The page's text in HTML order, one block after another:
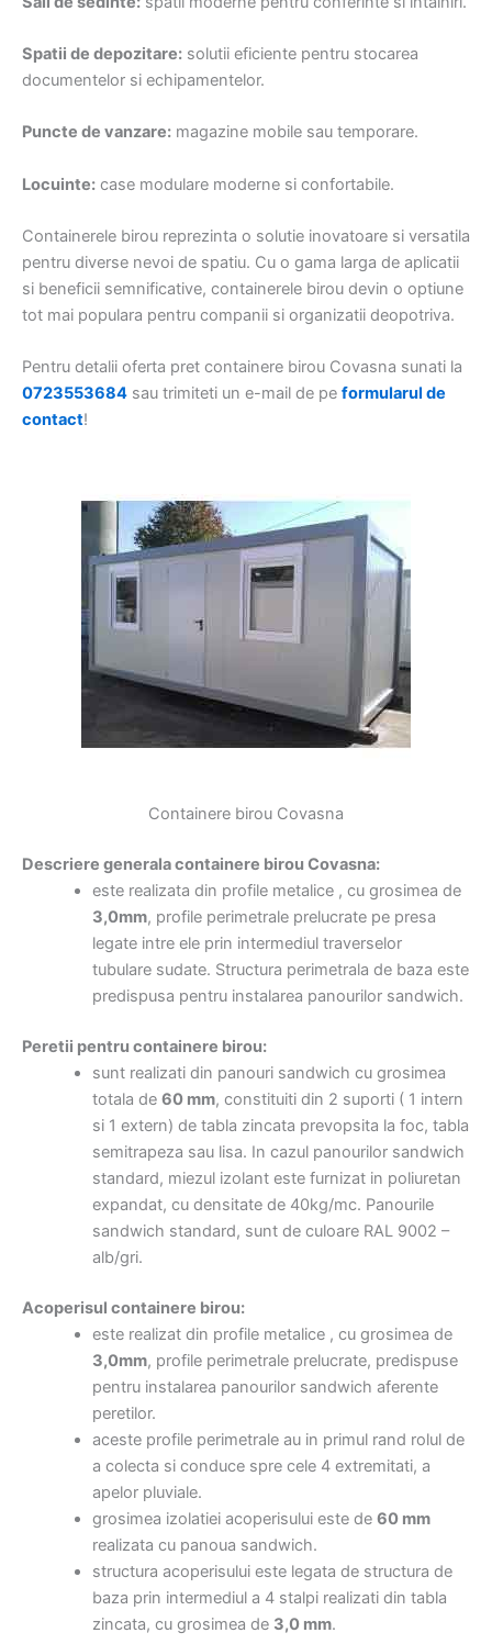
Spatii de depozitare: solutii eficiente pentru stocarea
documentelor si echipamentelor.
Puncte de vanzare: magazine mobile sau temporare.
Locuinte: case modulare moderne si confortabile.
Containerele birou reprezinta o solutie inovatoare si versatila
pentru diverse nevoi de spatiu. Cu o gama larga de aplicatii
si beneficii semnificative, containerele birou devin o optiune
tot mai populara pentru companii si organizatii deopotriva.
Pentru detalii oferta pret containere birou Covasna sunati la
0723553684 sau trimiteti un e-mail de pe formularul de
contact!
Containere birou Covasna
Descriere generala containere birou Covasna:
este realizata din profile metalice , cu grosimea de
3,0mm, profile perimetrale prelucrate pe presa
legate intre ele prin intermediul traverselor
tubulare sudate. Structura perimetrala de baza este
predispusa pentru instalarea panourilor sandwich.
Peretii pentru containere birou:
sunt realizati din panouri sandwich cu grosimea
totala de 60 mm, constituiti din 2 suporti ( 1 intern
si 1 extern) de tabla zincata prevopsita la foc, tabla
semitrapeza sau lisa. In cazul panourilor sandwich
standard, miezul izolant este furnizat in poliuretan
expandat, cu densitate de 40kg/mc. Panourile
sandwich standard, sunt de culoare RAL 9002 –
alb/gri.
Acoperisul containere birou:
este realizat din profile metalice , cu grosimea de
3,0mm, profile perimetrale prelucrate, predispuse
pentru instalarea panourilor sandwich aferente
peretilor.
aceste profile perimetrale au in primul rand rolul de
a colecta si conduce spre cele 4 extremitati, a
apelor pluviale.
grosimea izolatiei acoperisului este de 60 mm
realizata cu panoua sandwich.
structura acoperisului este legata de structura de
baza prin intermediul a 4 stalpi realizati din tabla
zincata, cu grosimea de 3,0 mm.